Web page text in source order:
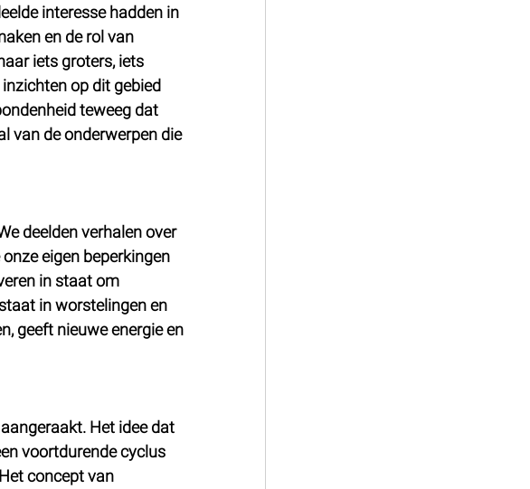
interesse hadden in
en de rol van
iets groters, iets
op dit gebied
teweeg dat
van de onderwerpen die
deelden verhalen over
eigen beperkingen
in staat om
in worstelingen en
geeft nieuwe energie en
Het idee dat
voortdurende cyclus
concept van